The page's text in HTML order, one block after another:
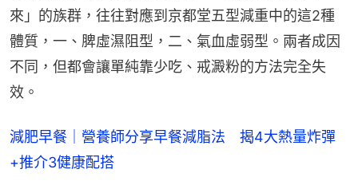
來」的族群，往往對應到京都堂五型減重中的這2種
體質，一、脾虛濕阻型，二、氣血虛弱型。兩者成因
不同，但都會讓單純靠少吃、戒澱粉的方法完全失
效。
減肥早餐｜營養師分享早餐減脂法 揭4大熱量炸彈
+推介3健康配搭